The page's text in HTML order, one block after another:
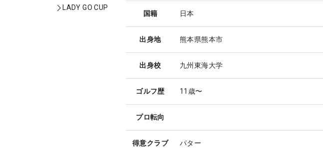
LADY GO CUP
国籍 日本
出身地 熊本県熊本市
出身校 九州東海大学
ゴルフ歴 11歳〜
プロ転向
得意クラブ パター